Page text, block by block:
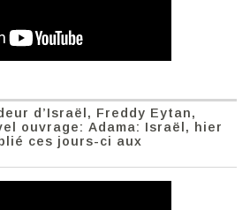
d’Israël, Freddy Eytan,
ouvrage: Adama: Israël, hier
ces jours-ci aux